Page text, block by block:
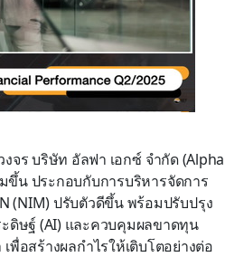
จร บริษัท อัลฟา เอกซ์ จำกัด (Alpha
ขึ้น ประกอบกับการบริหารจัดการ
(NIM) ปรับตัวดีขึ้น พร้อมปรับปรุง
ดิษฐ์ (AI) และควบคุมผลขาดทุน
อสร้างผลกำไรให้เติบโตอย่างต่อ